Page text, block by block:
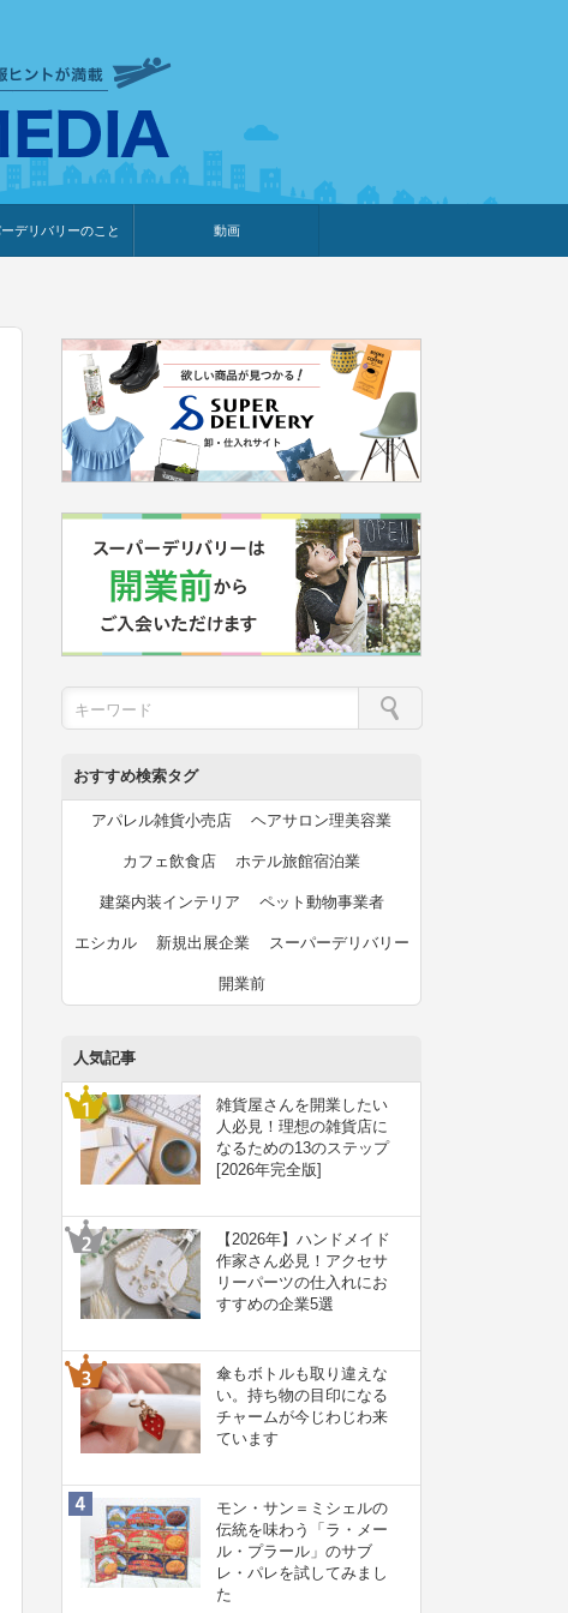
デリバリーのこと 動画
おすすめ検索タグ
アパレル雑貨小売店 ヘアサロン理美容業
カフェ飲食店 ホテル旅館宿泊業
建築内装インテリア ペット動物事業者
エシカル 新規出展企業 スーパーデリバリー
開業前
人気記事
雑貨屋さんを開業したい
人必見！理想の雑貨店に
なるための13のステップ
[2026年完全版]
【2026年】ハンドメイド
作家さん必見！アクセサ
リーパーツの仕入れにお
すすめの企業5選
傘もボトルも取り違えな
い。持ち物の目印になる
チャームが今じわじわ来
ています
モン・サン＝ミシェルの
伝統を味わう「ラ・メー
ル・プラール」のサブ
レ・パレを試してみまし
た